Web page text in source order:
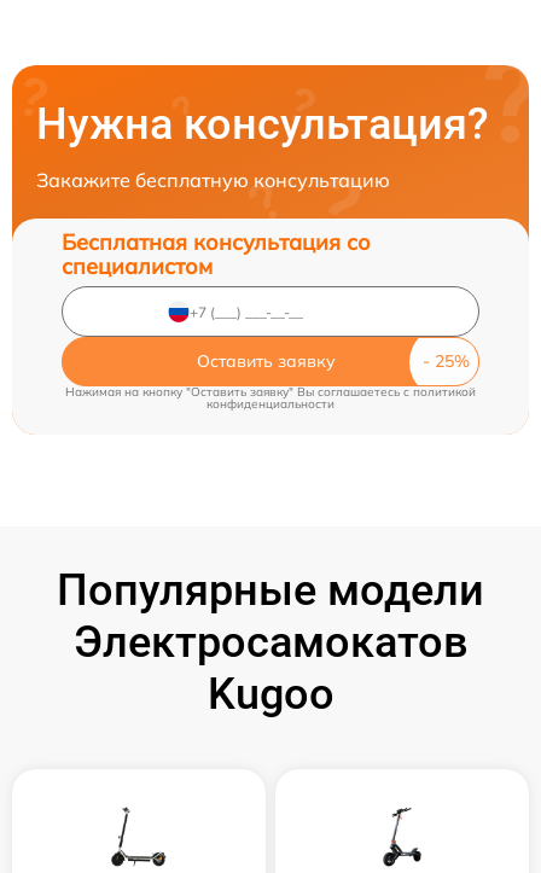
Нужна консультация?
Закажите бесплатную консультацию
Бесплатная консультация со
специалистом
Оставить заявку
Нажимая на кнопку "Оставить заявку" Вы соглашаетесь c политикой
конфиденциальности
Популярные модели
Электросамокатов
Kugoo